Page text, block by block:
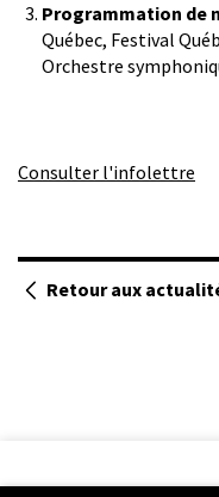
Programmation de
Québec, Festival
Orchestre
Consulter l'infolettre
Retour aux